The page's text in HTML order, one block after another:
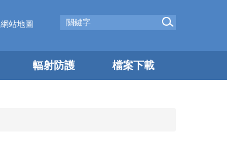
網站地圖
輻射防護 檔案下載